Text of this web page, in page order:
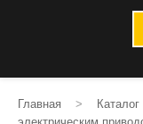
Главная > Каталог